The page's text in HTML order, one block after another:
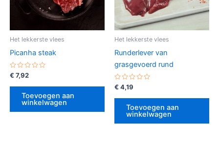
Het lekkerste vlees
Picanha steak
Gewaardeerd
0
uit
€ 7,92
Toevoegen aan
winkelwagen
Het lekkerste vlees
Runderlever van
grasgevoerd rund
Gewaardeerd
0
uit
€ 4,19
Toevoegen aan
winkelwagen